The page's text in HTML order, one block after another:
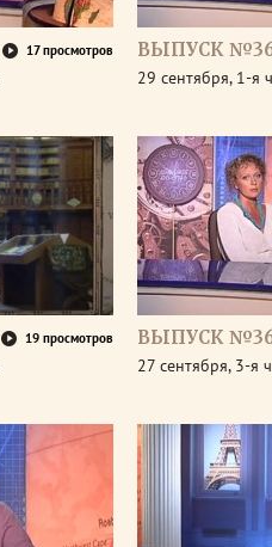
17 просмотров ВЫПУСК
29 сентября, 1-я
19 просмотров ВЫПУСК
27 сентября, 3-я